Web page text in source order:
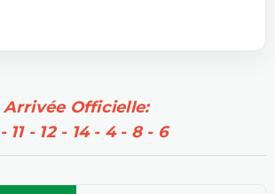
Arrivée Officielle:
11 - 12 - 14 - 4 - 8 - 6